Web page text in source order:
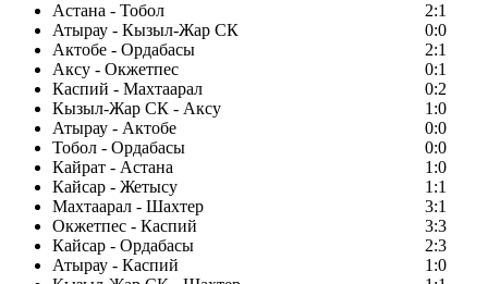
Астана - Тобол
2:1
Атырау - Кызыл-Жар СК
0:0
Актобе - Ордабасы
2:1
Аксу - Окжетпес
0:1
Каспий - Махтаарал
0:2
Кызыл-Жар СК - Аксу
1:0
Атырау - Актобе
0:0
Тобол - Ордабасы
0:0
Кайрат - Астана
1:0
Кайсар - Жетысу
1:1
Махтаарал - Шахтер
3:1
Окжетпес - Каспий
3:3
Кайсар - Ордабасы
2:3
Атырау - Каспий
1:0